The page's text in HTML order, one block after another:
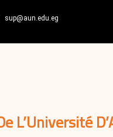
sup@aun.edu.eg
L’Université